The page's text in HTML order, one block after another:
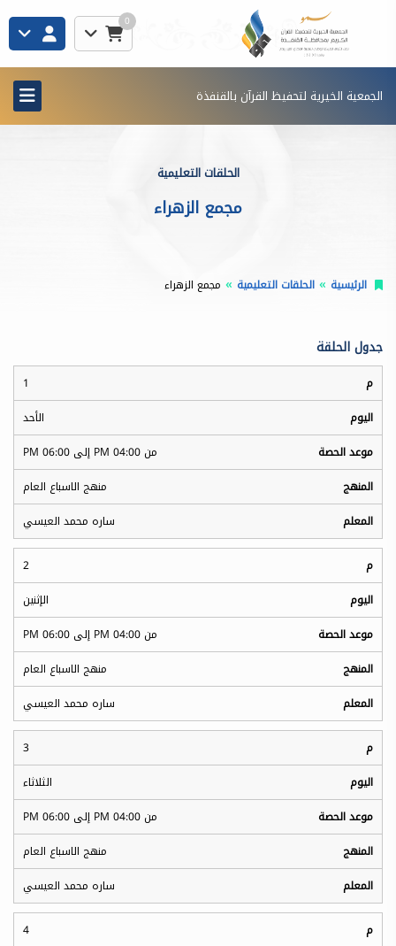
0
الجمعية الخيرية لتحفيظ القرآن بالقنفذة
الحلقات التعليمية
مجمع الزهراء
الرئيسية الحلقات التعليمية مجمع الزهراء
جدول الحلقة
1
الأحد
من 04:00 PM إلى 06:00 PM
منهج الاسباع العام
ساره محمد العيسي
2
الإثنين
من 04:00 PM إلى 06:00 PM
منهج الاسباع العام
ساره محمد العيسي
3
الثلاثاء
من 04:00 PM إلى 06:00 PM
منهج الاسباع العام
ساره محمد العيسي
4